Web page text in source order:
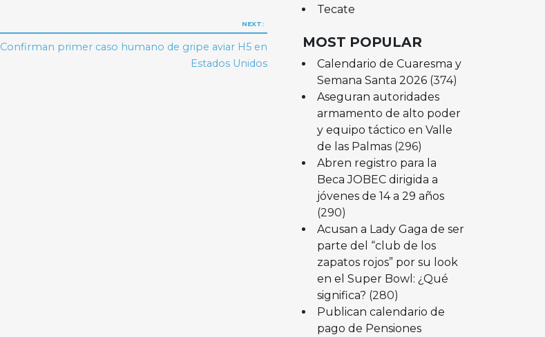
NEXT:
Confirman primer caso humano de gripe aviar H5 en
Estados Unidos
Tecate
MOST POPULAR
Calendario de Cuaresma y
Semana Santa 2026 (374)
Aseguran autoridades
armamento de alto poder
y equipo táctico en Valle
de las Palmas (296)
Abren registro para la
Beca JOBEC dirigida a
jóvenes de 14 a 29 años
(290)
Acusan a Lady Gaga de ser
parte del “club de los
zapatos rojos” por su look
en el Super Bowl: ¿Qué
significa? (280)
Publican calendario de
pago de Pensiones